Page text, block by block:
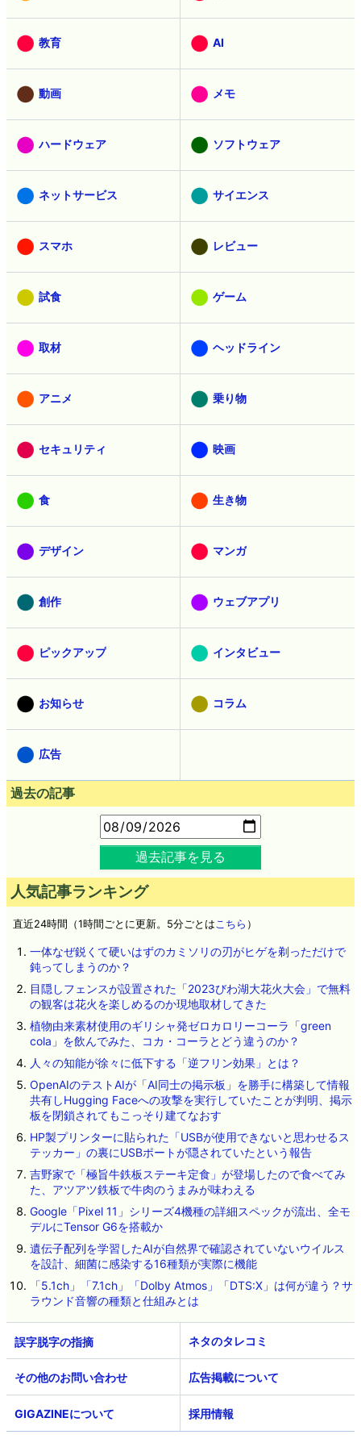
教育 AI
動画 メモ
ハードウェア ソフトウェア
ネットサービス サイエンス
スマホ レビュー
試食 ゲーム
取材 ヘッドライン
アニメ 乗り物
セキュリティ 映画
食 生き物
デザイン マンガ
創作 ウェブアプリ
ピックアップ インタビュー
お知らせ コラム
広告
過去の記事
過去記事を見る
人気記事ランキング
直近24時間（1時間ごとに更新。5分ごとは こちら ）
一体なぜ鋭くて硬いはずのカミソリの刃がヒゲを剃っただけで
鈍ってしまうのか？
目隠しフェンスが設置された「2023びわ湖大花火大会」で無料
の観客は花火を楽しめるのか現地取材してきた
植物由来素材使用のギリシャ発ゼロカロリーコーラ「green
cola」を飲んでみた、コカ・コーラとどう違うのか？
人々の知能が徐々に低下する「逆フリン効果」とは？
OpenAIのテストAIが「AI同士の掲示板」を勝手に構築して情報
共有しHugging Faceへの攻撃を実行していたことが判明、掲示
板を閉鎖されてもこっそり建てなおす
HP製プリンターに貼られた「USBが使用できないと思わせるス
テッカー」の裏にUSBポートが隠されていたという報告
吉野家で「極旨牛鉄板ステーキ定食」が登場したので食べてみ
た、アツアツ鉄板で牛肉のうまみが味わえる
Google「Pixel 11」シリーズ4機種の詳細スペックが流出、全モ
デルにTensor G6を搭載か
遺伝子配列を学習したAIが自然界で確認されていないウイルス
を設計、細菌に感染する16種類が実際に機能
「5.1ch」「7.1ch」「Dolby Atmos」「DTS:X」は何が違う？サ
ラウンド音響の種類と仕組みとは
ネタのタレコミ
その他のお問い合わせ 広告掲載について
GIGAZINEについて 採用情報